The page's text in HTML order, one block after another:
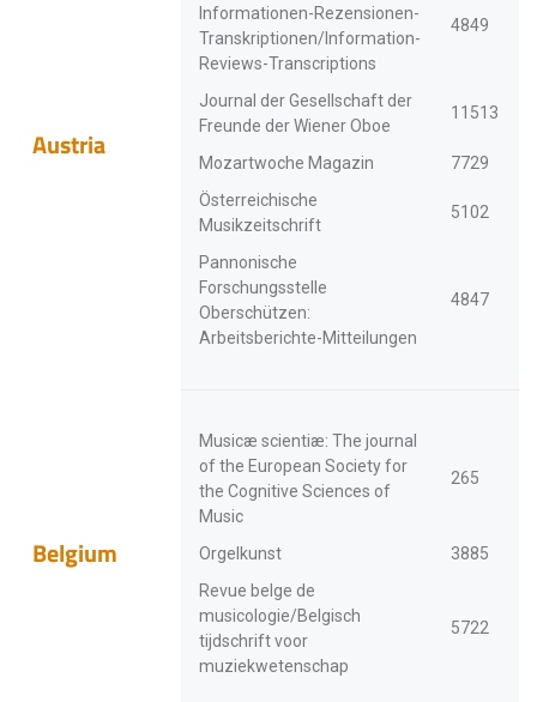
Austria
Informationen-Rezensionen-
Transkriptionen/Information-
Reviews-Transcriptions
4849
Journal der Gesellschaft der
Freunde der Wiener Oboe
11513
Mozartwoche Magazin
7729
Österreichische
Musikzeitschrift
5102
Pannonische
Forschungsstelle
Oberschützen:
Arbeitsberichte-Mitteilungen
4847
Belgium
Musicæ scientiæ: The journal
of the European Society for
the Cognitive Sciences of
Music
265
Orgelkunst
3885
Revue belge de
musicologie/Belgisch
tijdschrift voor
muziekwetenschap
5722